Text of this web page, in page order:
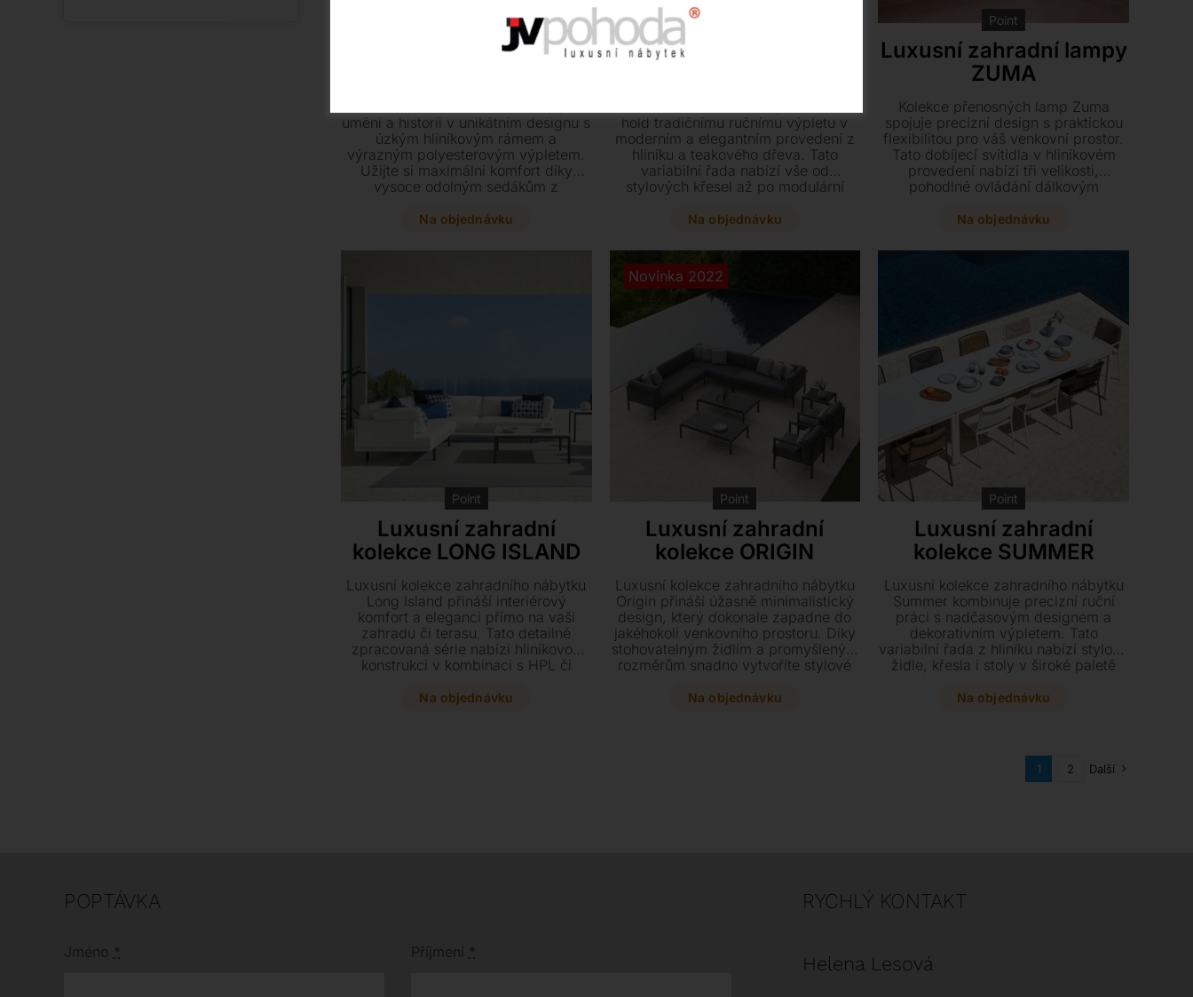
Luxusní zahradní
umění a historii v unikátním designu s
úzkým hliníkovým rámem a
výrazným polyesterovým výpletem.
Užijte si maximální komfort díky
vysoce odolným sedákům z
segmentů od židlí až po stylová sofa.
Na objednávku
Luxusní zahradní
hold tradičnímu ručnímu výpletu v
moderním a elegantním provedení z
hliníku a teakového dřeva. Tato
variabilní řada nabízí vše od
stylových křesel až po modulární
můžete barevně přizpůsobit na míru.
Na objednávku
Point
Luxusní zahradní lampy
ZUMA
Kolekce přenosných lamp Zuma
spojuje precizní design s praktickou
flexibilitou pro váš venkovní prostor.
Tato dobíjecí svítidla v hliníkovém
provedení nabízí tři velikosti,
pohodlné ovládání dálkovým
maximálním jasu. Vytvořte si
siluetou v minerálně bílé nebo
Na objednávku
Point
Luxusní zahradní
kolekce LONG ISLAND
Luxusní kolekce zahradního nábytku
Long Island přináší interiérový
komfort a eleganci přímo na vaši
zahradu či terasu. Tato detailně
zpracovaná série nabízí hliníkovou
konstrukci v kombinaci s HPL či
soupravě se dokonale přizpůsobí
Na objednávku
Novinka 2022
Point
Luxusní zahradní
kolekce ORIGIN
Luxusní kolekce zahradního nábytku
Origin přináší úžasně minimalistický
design, který dokonale zapadne do
jakéhokoli venkovního prostoru. Díky
stohovatelným židlím a promyšleným
rozměrům snadno vytvoříte stylové
terase. Vyberte si z široké škály
Na objednávku
Point
Luxusní zahradní
kolekce SUMMER
Luxusní kolekce zahradního nábytku
Summer kombinuje precizní ruční
práci s nadčasovým designem a
dekorativním výpletem. Tato
variabilní řada z hliníku nabízí stylové
židle, křesla i stoly v široké paletě
Na objednávku
1 2 Další
POPTÁVKA
Jméno * Příjmení *
RYCHLÝ KONTAKT
Helena Lesová